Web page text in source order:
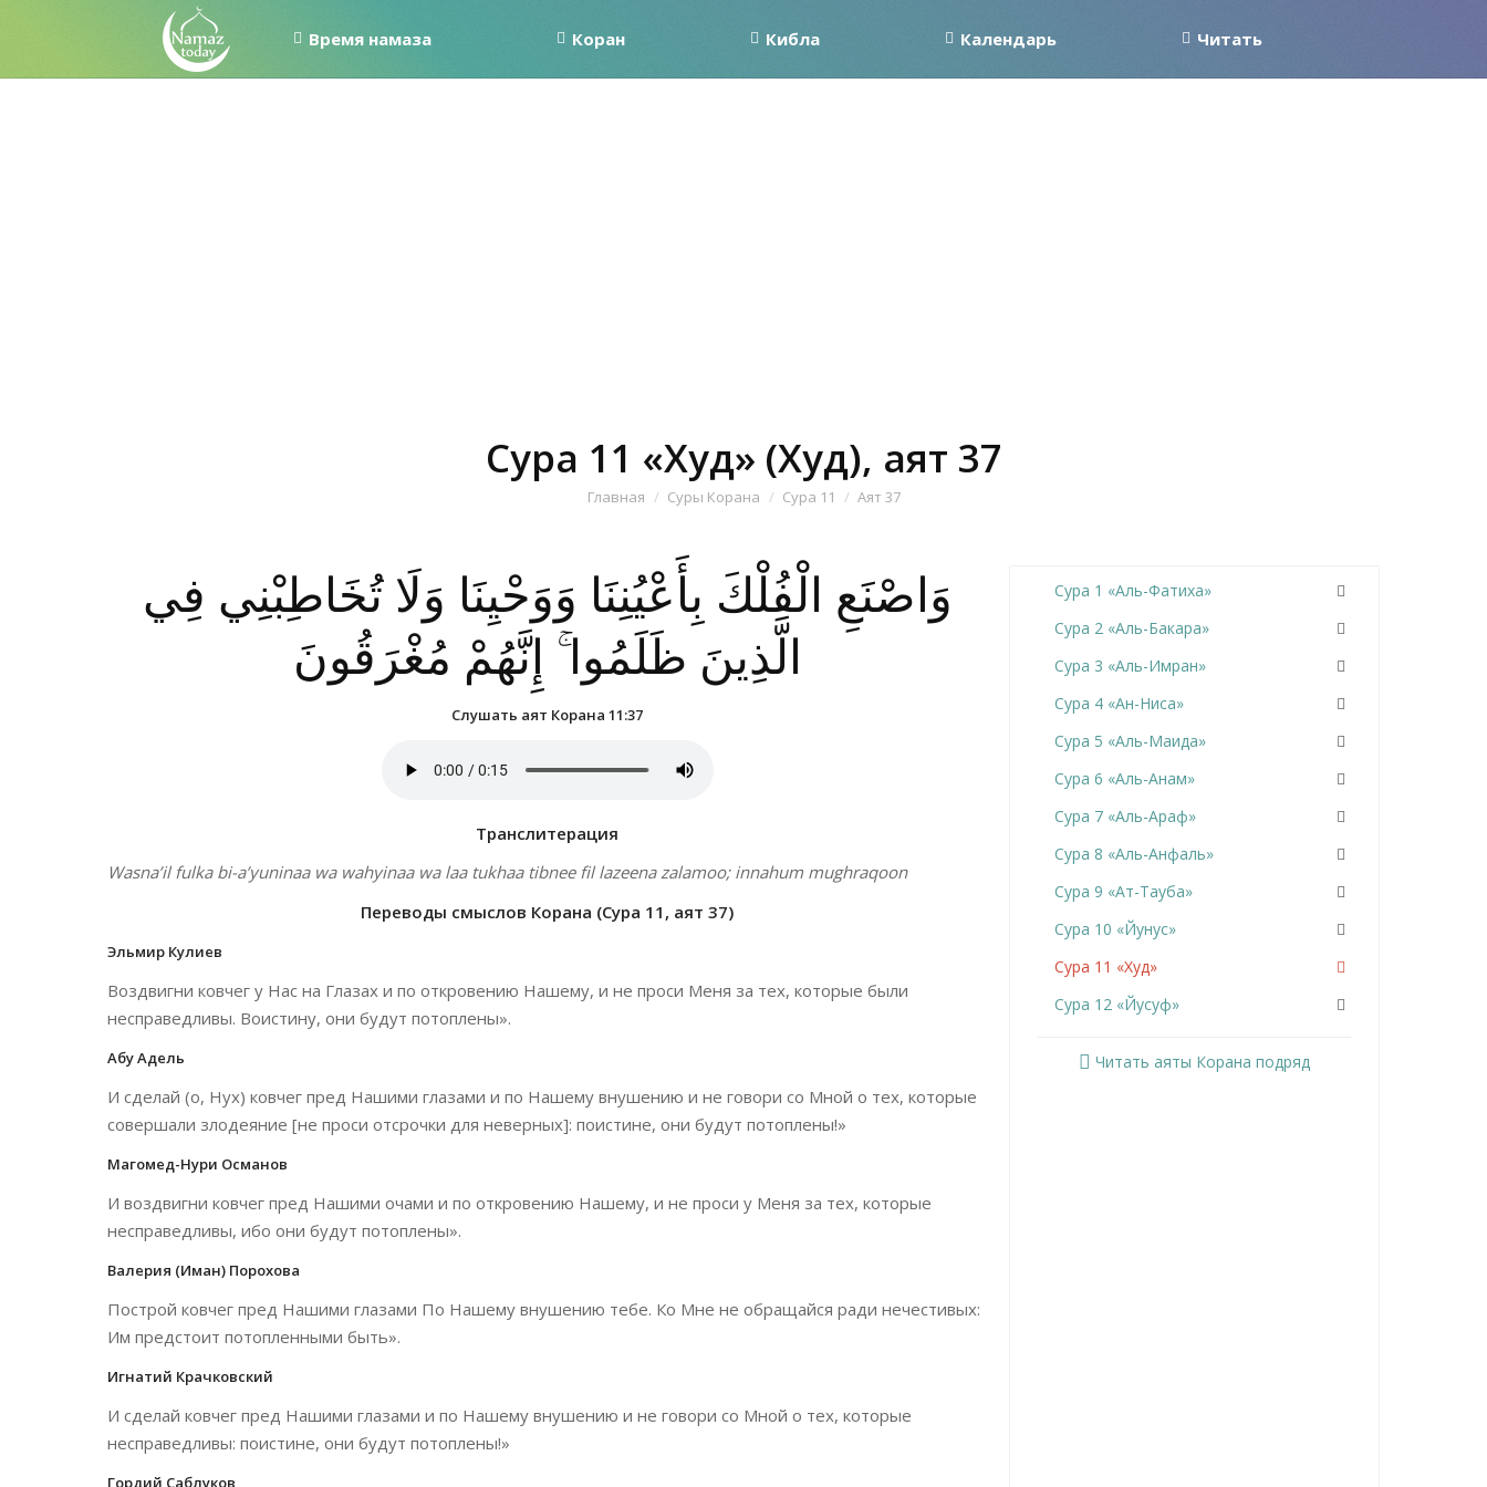
Время намаза Коран Кибла Календарь Читать
Сура 11 «Худ» (Худ), аят 37
Вы здесь:
Главная Суры Корана Сура 11 Аят 37
وَاصْنَعِ الْفُلْكَ بِأَعْيُنِنَا وَوَحْيِنَا وَلَا تُخَاطِبْنِي فِي
الَّذِينَ ظَلَمُوا ۚ إِنَّهُمْ مُغْرَقُونَ
Слушать аят Корана 11:37
Транслитерация
Wasna’il fulka bi-a’yuninaa wa wahyinaa wa laa tukhaa tibnee fil lazeena zalamoo; innahum mughraqoon
Переводы смыслов Корана (Сура 11, аят 37)
Эльмир Кулиев
Воздвигни ковчег у Нас на Глазах и по откровению Нашему, и не проси Меня за тех, которые были
несправедливы. Воистину, они будут потоплены».
Абу Адель
И сделай (о, Нух) ковчег пред Нашими глазами и по Нашему внушению и не говори со Мной о тех, которые
совершали злодеяние [не проси отсрочки для неверных]: поистине, они будут потоплены!»
Магомед-Нури Османов
И воздвигни ковчег пред Нашими очами и по откровению Нашему, и не проси у Меня за тех, которые
несправедливы, ибо они будут потоплены».
Валерия (Иман) Порохова
Построй ковчег пред Нашими глазами По Нашему внушению тебе. Ко Мне не обращайся ради нечестивых:
Им предстоит потопленными быть».
Игнатий Крачковский
И сделай ковчег пред Нашими глазами и по Нашему внушению и не говори со Мной о тех, которые
несправедливы: поистине, они будут потоплены!»
Гордий Саблуков
Сура 1 «Аль-Фатиха»
Сура 2 «Аль-Бакара»
Сура 3 «Аль-Имран»
Сура 4 «Ан-Ниса»
Сура 5 «Аль-Маида»
Сура 6 «Аль-Анам»
Сура 7 «Аль-Араф»
Сура 8 «Аль-Анфаль»
Сура 9 «Ат-Тауба»
Сура 10 «Йунус»
Сура 11 «Худ»
Сура 12 «Йусуф»
Читать аяты Корана подряд